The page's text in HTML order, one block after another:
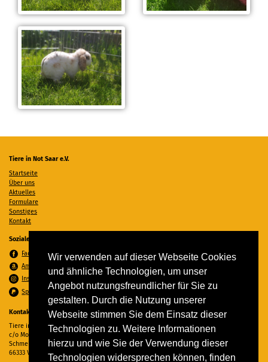
Wir verwenden auf dieser Webseite Cookies
und ähnliche Technologien, um unser
Angebot nutzungsfreundlicher für Sie zu
gestalten. Durch die Nutzung unserer
Webseite stimmen Sie dem Einsatz dieser
Technologien zu. Weitere Informationen
hierzu und wie Sie der Verwendung dieser
Technologien widersprechen können, finden
Tiere in Not Saar e.V.
Startseite
Über uns
Aktuelles
Formulare
Sonstiges
Kontakt
Soziale Medien
Facebook
Amazon Wunschzettel
Instagram
Spenden per PayPal
Kontakt
Tiere in Not Saar e.V.
c/o Monika Ewen
Schmelzer Straße 22
66333 Völklingen